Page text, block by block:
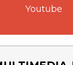
Youtube